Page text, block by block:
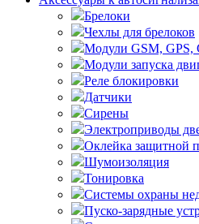
Брелоки
Чехлы для брелоков
Модули GSM, GPS,
Модули запуска
Реле блокировки
Датчики
Сирены
Электроприводы
Оклейка защитной
Шумоизоляция
Тонировка
Системы охраны
Пуско-зарядные